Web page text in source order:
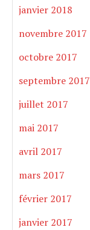
janvier 2018
novembre 2017
octobre 2017
septembre 2017
juillet 2017
mai 2017
avril 2017
mars 2017
février 2017
janvier 2017